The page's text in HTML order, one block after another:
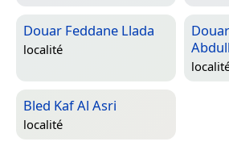
Douar Feddane Llada
localité
Bled Kaf Al Asri
localité